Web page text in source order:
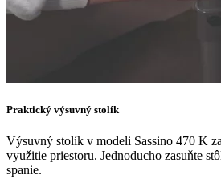
Praktický výsuvný stolík
Výsuvný stolík v modeli Sassino 470 K
využitie priestoru. Jednoducho zasuňte
spanie.